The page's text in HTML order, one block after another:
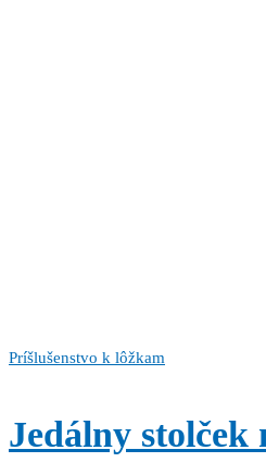
Príšlušenstvo k lôžkam
Jedálny stolček